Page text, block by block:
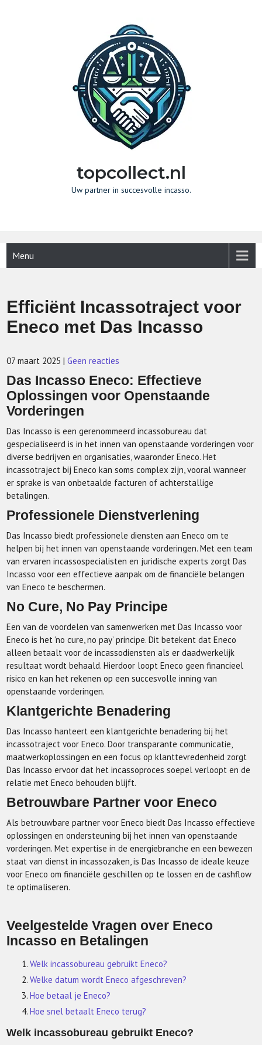
topcollect.nl
Uw partner in succesvolle incasso.
Menu
Efficiënt Incassotraject voor
Eneco met Das Incasso
07 maart 2025 |Geen reacties
Das Incasso Eneco: Effectieve
Oplossingen voor Openstaande
Vorderingen
Das Incasso is een gerenommeerd incassobureau dat
gespecialiseerd is in het innen van openstaande vorderingen voor
diverse bedrijven en organisaties, waaronder Eneco. Het
incassotraject bij Eneco kan soms complex zijn, vooral wanneer
er sprake is van onbetaalde facturen of achterstallige
betalingen.
Professionele Dienstverlening
Das Incasso biedt professionele diensten aan Eneco om te
helpen bij het innen van openstaande vorderingen. Met een team
van ervaren incassospecialisten en juridische experts zorgt Das
Incasso voor een effectieve aanpak om de financiële belangen
van Eneco te beschermen.
No Cure, No Pay Principe
Een van de voordelen van samenwerken met Das Incasso voor
Eneco is het ‘no cure, no pay’ principe. Dit betekent dat Eneco
alleen betaalt voor de incassodiensten als er daadwerkelijk
resultaat wordt behaald. Hierdoor loopt Eneco geen financieel
risico en kan het rekenen op een succesvolle inning van
openstaande vorderingen.
Klantgerichte Benadering
Das Incasso hanteert een klantgerichte benadering bij het
incassotraject voor Eneco. Door transparante communicatie,
maatwerkoplossingen en een focus op klanttevredenheid zorgt
Das Incasso ervoor dat het incassoproces soepel verloopt en de
relatie met Eneco behouden blijft.
Betrouwbare Partner voor Eneco
Als betrouwbare partner voor Eneco biedt Das Incasso effectieve
oplossingen en ondersteuning bij het innen van openstaande
vorderingen. Met expertise in de energiebranche en een bewezen
staat van dienst in incassozaken, is Das Incasso de ideale keuze
voor Eneco om financiële geschillen op te lossen en de cashflow
te optimaliseren.
Veelgestelde Vragen over Eneco
Incasso en Betalingen
Welk incassobureau gebruikt Eneco?
Welke datum wordt Eneco afgeschreven?
Hoe betaal je Eneco?
Hoe snel betaalt Eneco terug?
Welk incassobureau gebruikt Eneco?